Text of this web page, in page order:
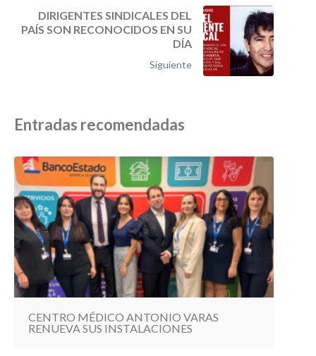
DIRIGENTES SINDICALES DEL
PAÍS SON RECONOCIDOS EN SU
DÍA
Siguiente
Entradas recomendadas
CENTRO MÉDICO ANTONIO VARAS
RENUEVA SUS INSTALACIONES